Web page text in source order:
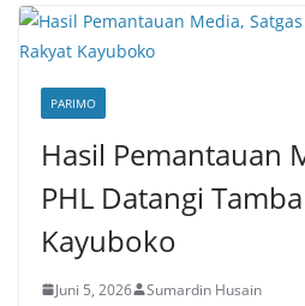
PARIMO
Hasil Pemantauan
PHL Datangi
Kayuboko
Juni 5, 2026 Sumardin Husain